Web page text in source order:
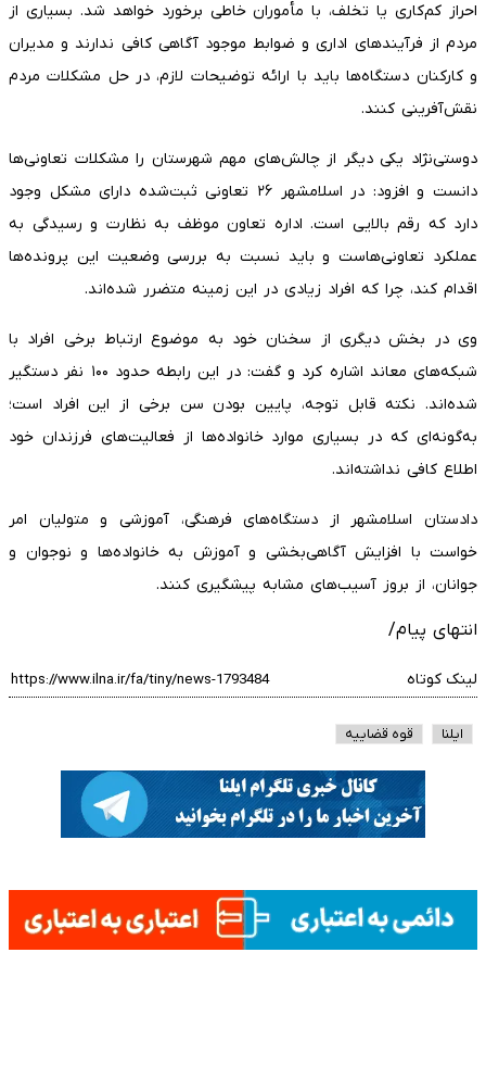
احراز کم‌کاری یا تخلف، با مأموران خاطی برخورد خواهد شد. بسیاری از
مردم از فرآیند‌های اداری و ضوابط موجود آگاهی کافی ندارند و مدیران
و کارکنان دستگاه‌ها باید با ارائه توضیحات لازم، در حل مشکلات مردم
نقش‌آفرینی کنند.
دوستی‌نژاد یکی دیگر از چالش‌های مهم شهرستان را مشکلات تعاونی‌ها
دانست و افزود: در اسلامشهر ۲۶ تعاونی ثبت‌شده دارای مشکل وجود
دارد که رقم بالایی است. اداره تعاون موظف به نظارت و رسیدگی به
عملکرد تعاونی‌هاست و باید نسبت به بررسی وضعیت این پرونده‌ها
اقدام کند، چرا که افراد زیادی در این زمینه متضرر شده‌اند.
وی در بخش دیگری از سخنان خود به موضوع ارتباط برخی افراد با
شبکه‌های معاند اشاره کرد و گفت: در این رابطه حدود ۱۰۰ نفر دستگیر
شده‌اند. نکته قابل توجه، پایین بودن سن برخی از این افراد است؛
به‌گونه‌ای که در بسیاری موارد خانواده‌ها از فعالیت‌های فرزندان خود
اطلاع کافی نداشته‌اند.
دادستان اسلامشهر از دستگاه‌های فرهنگی، آموزشی و متولیان امر
خواست با افزایش آگاهی‌بخشی و آموزش به خانواده‌ها و نوجوان و
جوانان، از بروز آسیب‌های مشابه پیشگیری کنند.
انتهای پیام/
لینک کوتاه
ایلنا قوه قضاییه